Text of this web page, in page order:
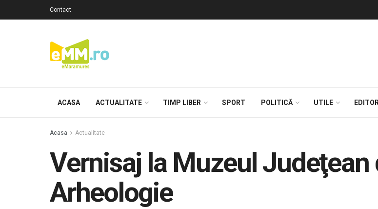
Contact
ACASA ACTUALITATE TIMP LIBER SPORT POLITICĂ UTILE
Acasa Actualitate
Vernisaj la Muzeul Judeţean
Arheologie